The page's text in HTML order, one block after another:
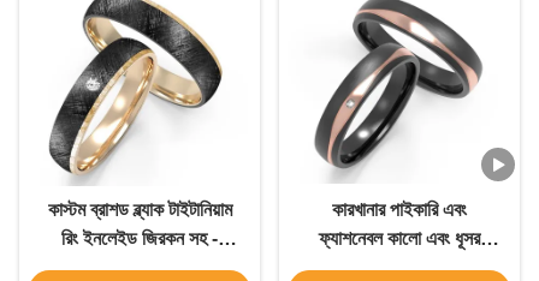
কাস্টম ব্রাশড ব্ল্যাক টাইটানিয়াম
রিং ইনলেইড জিরকন সহ -
যুগলদের জন্য ইউনিসেক্স ওয়েডিং
কারখানার পাইকারি এবং
ফ্যাশনেবল কালো এবং ধূসর
জিরকোনিয়াম ও টাইটানিয়াম